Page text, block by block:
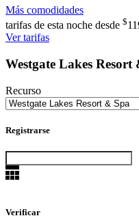
Más comodidades
tarifas de esta noche desde $
Ver tarifas
Westgate Lakes Resort
Recurso
Registrarse
Verificar